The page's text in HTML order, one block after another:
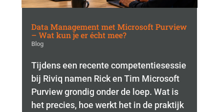
Data Management met Microsoft Purview
– Wat kun je er écht mee?
Blog
Tijdens een recente competentiesessie
bij Riviq namen Rick en Tim Microsoft
Purview grondig onder de loep. Wat is
het precies, hoe werkt het in de praktijk